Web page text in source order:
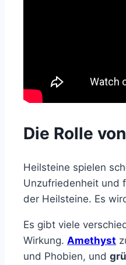
Die Rolle
Heilsteine spielen
Unzufriedenheit und
der Heilsteine. Es
Es gibt viele
Wirkung. Amethyst
und Phobien, und